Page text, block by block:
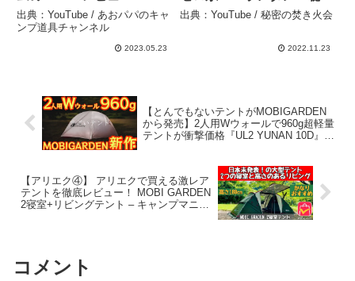
【DCT（ディフィニトリー
キャンピングツールス）】
フュアーハンドランタン
出典：YouTube / あおパパのキャ
ンプ道具チャンネル
2023.05.23
の焚き火会
出典：YouTube / 秘密の焚き火会
2022.11.23
【とんでもないテントがMOBIGARDEN
から発売】2人用Wウォールで960g超軽量
テントが衝撃価格『UL2 YUNAN 10D』徹
Camp / ハリケーンキャンプ
【アリエク④】 アリエクで買える激レア
テントを徹底レビュー！ MOBI GARDEN
2寝室+リビングテント – キャンプマニア
コメント